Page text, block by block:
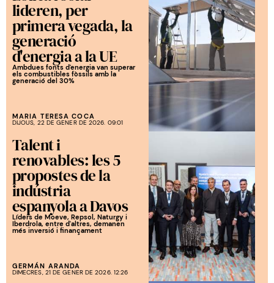
lideren, per
primera vegada, la
generació
d'energia a la UE
Ambdues fonts d'energia van superar
els combustibles fòssils amb la
generació del 30%
MARIA TERESA COCA
DIJOUS, 22 DE GENER DE 2026. 09:01
Talent i
renovables: les 5
propostes de la
indústria
espanyola a Davos
Líders de Moeve, Repsol, Naturgy i
Iberdrola, entre d'altres, demanen
més inversió i finançament
GERMÁN ARANDA
DIMECRES, 21 DE GENER DE 2026. 12:26